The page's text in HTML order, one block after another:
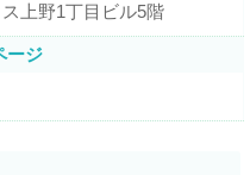
上野1丁目ビル5階
ージ